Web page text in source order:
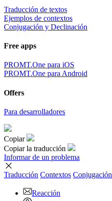
Traducción de textos
Ejemplos de contextos
Conjugación y Declinación
Free apps
PROMT.One para iOS
PROMT.One para Android
Offers
Para desarrolladores
Copiar
Copiar la traducción
Informar de un problema
Traducción Contextos Conjugación
Reacción